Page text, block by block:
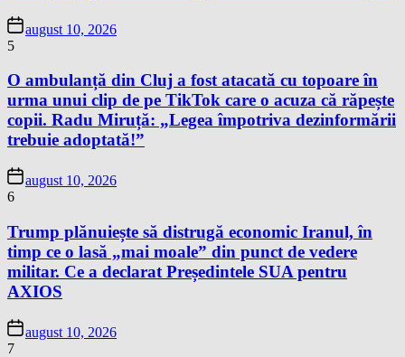
august 10, 2026
5
O ambulanță din Cluj a fost atacată cu topoare în
urma unui clip de pe TikTok care o acuza că răpește
copii. Radu Miruță: „Legea împotriva dezinformării
trebuie adoptată!”
august 10, 2026
6
Trump plănuiește să distrugă economic Iranul, în
timp ce o lasă „mai moale” din punct de vedere
militar. Ce a declarat Președintele SUA pentru
AXIOS
august 10, 2026
7